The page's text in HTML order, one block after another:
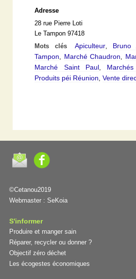
Adresse
28 rue Pierre Loti
Le Tampon 97418
Mots clés
Apiculteur, Bruno
Tampon, Marché Chaudron,
Marché Saint Paul,
Produits péi Réunion,Vente
©Cetanou2019
Webmaster : SeKoia
S'informer
Produire et manger sain
Réparer, recycler ou donner ?
Objectif zéro déchet
Les écogestes économiques